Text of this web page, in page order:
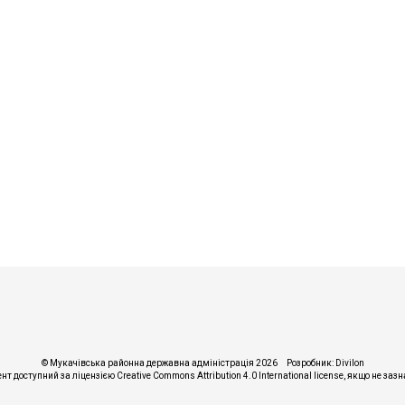
© Мукачівська районна державна адміністрація 2026 Розробник: Divilon
доступний за ліцензією Creative Commons Attribution 4.0 International license, якщо не